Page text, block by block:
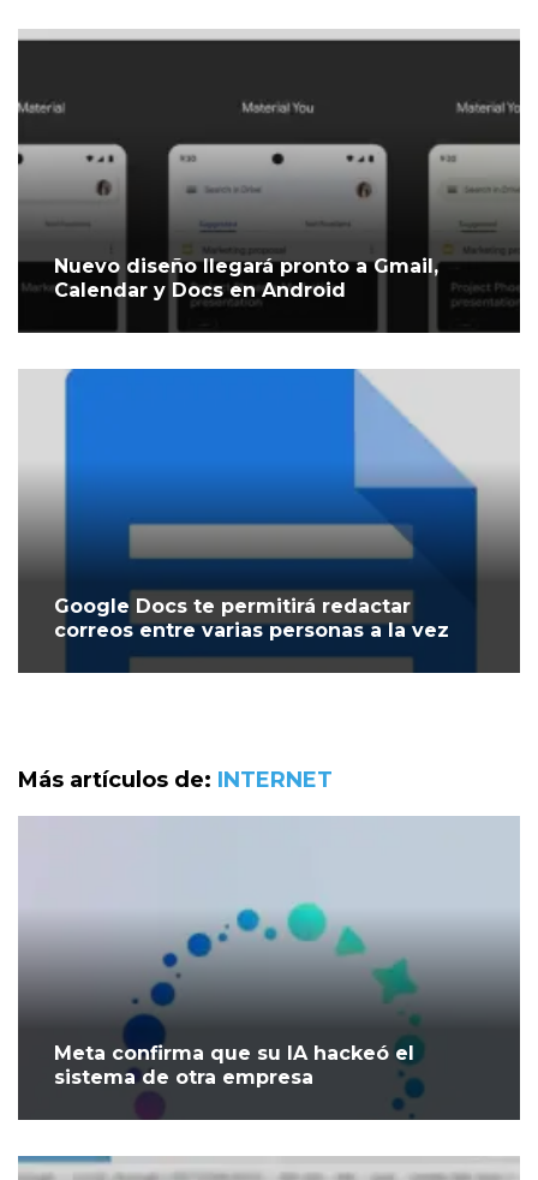
Nuevo diseño llegará pronto a Gmail,
Calendar y Docs en Android
Google Docs te permitirá redactar
correos entre varias personas a la vez
Más artículos de: INTERNET
Meta confirma que su IA hackeó el
sistema de otra empresa